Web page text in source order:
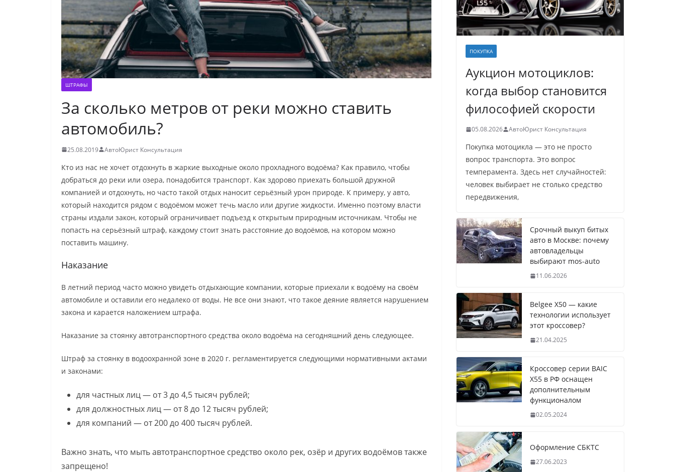
ШТРАФЫ
За сколько метров от реки можно ставить
автомобиль?
25.08.2019 АвтоЮрист Консультация
Кто из нас не хочет отдохнуть в жаркие выходные около прохладного водоёма? Как правило, чтобы
добраться до реки или озера, понадобится транспорт. Как здорово приехать большой дружной
компанией и отдохнуть, но часто такой отдых наносит серьёзный урон природе. К примеру, у авто,
который находится рядом с водоёмом может течь масло или другие жидкости. Именно поэтому власти
страны издали закон, который ограничивает подъезд к открытым природным источникам. Чтобы не
попасть на серьёзный штраф, каждому стоит знать расстояние до водоёмов, на котором можно
поставить машину.
Наказание
В летний период часто можно увидеть отдыхающие компании, которые приехали к водоёму на своём
автомобиле и оставили его недалеко от воды. Не все они знают, что такое деяние является нарушением
закона и карается наложением штрафа.
Наказание за стоянку автотранспортного средства около водоёма на сегодняшний день следующее.
Штраф за стоянку в водоохранной зоне в 2020 г. регламентируется следующими нормативными актами
и законами:
для частных лиц — от 3 до 4,5 тысяч рублей;
для должностных лиц — от 8 до 12 тысяч рублей;
для компаний — от 200 до 400 тысяч рублей.
Важно знать, что мыть автотранспортное средство около рек, озёр и других водоёмов также
запрещено!
ПОКУПКА
Аукцион мотоциклов:
когда выбор становится
философией скорости
05.08.2026 АвтоЮрист Консультация
Покупка мотоцикла — это не просто
вопрос транспорта. Это вопрос
темперамента. Здесь нет случайностей:
человек выбирает не столько средство
передвижения,
Срочный выкуп битых
авто в Москве: почему
автовладельцы
выбирают mos-auto
11.06.2026
Belgee X50 — какие
технологии использует
этот кроссовер?
21.04.2025
Кроссовер серии BAIC
X55 в РФ оснащен
дополнительным
функционалом
02.05.2024
Оформление СБКТС
27.06.2023